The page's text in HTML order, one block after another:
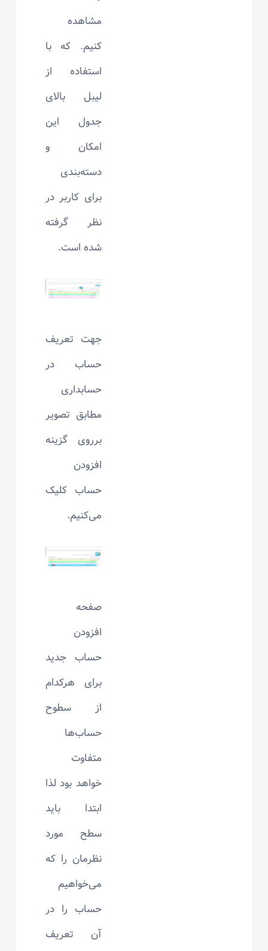
مشاهده
کنیم. که با
استفاده از
لیبل بالای
جدول این
امکان و
دسته‌بندی
برای کاربر در
نظر گرفته
شده است.
جهت تعریف
حساب در
حسابداری
مطابق تصویر
برروی گزینه
افزودن
حساب کلیک
می‌کنیم.
صفحه
افزودن
حساب جدید
برای هرکدام
از سطوح
حساب‌ها
متفاوت
خواهد بود لذا
ابتدا باید
سطح مورد
نظرمان را که
می‌خواهیم
حساب را در
آن تعریف